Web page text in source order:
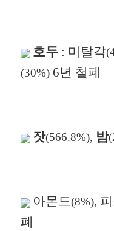
호두 : 미탈각
(30%) 6년 철폐
잣(566.8%), 밤
아몬드(8%),
폐